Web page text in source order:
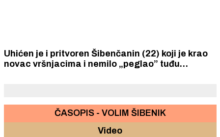
Uhićen je i pritvoren Šibenčanin (22) koji je krao
novac vršnjacima i nemilo „peglao” tuđu
ČASOPIS - VOLIM ŠIBENIK
Video